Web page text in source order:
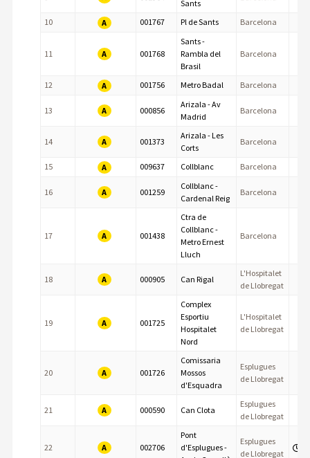
Sants
10 A 001767 Pl de Sants Barcelona
11 A 001768
Sants -
Rambla del
Brasil
Barcelona
12 A 001756 Metro Badal Barcelona
13 A 000856
Arizala - Av
Madrid
Barcelona
14 A 001373
Arizala - Les
Corts
Barcelona
15 A 009637 Collblanc Barcelona
16 A 001259
Collblanc -
Cardenal Reig
Barcelona
17 A 001438
Ctra de
Collblanc -
Metro Ernest
Lluch
Barcelona
18 A 000905 Can Rigal
L'Hospitalet
de Llobregat
19 A 001725
Complex
Esportiu
Hospitalet
Nord
L'Hospitalet
de Llobregat
20 A 001726
Comissaria
Mossos
d'Esquadra
Esplugues
de Llobregat
21 A 000590 Can Clota
Esplugues
de Llobregat
22 A 002706
Pont
d'Esplugues -
Esplugues
de Llobregat